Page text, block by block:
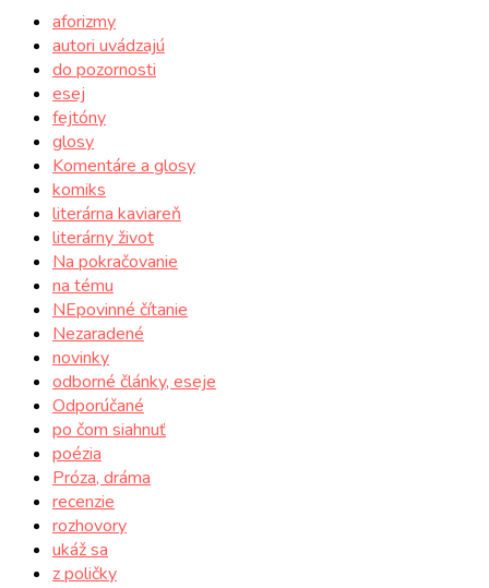
aforizmy
autori uvádzajú
do pozornosti
esej
fejtóny
glosy
Komentáre a glosy
komiks
literárna kaviareň
literárny život
Na pokračovanie
na tému
NEpovinné čítanie
Nezaradené
novinky
odborné články, eseje
Odporúčané
po čom siahnuť
poézia
Próza, dráma
recenzie
rozhovory
ukáž sa
z poličky